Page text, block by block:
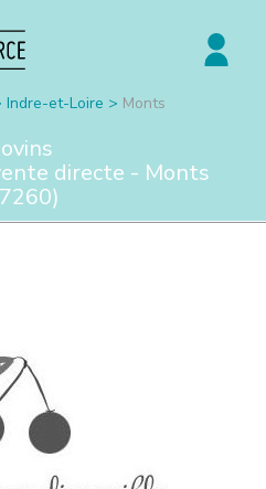
Indre-et-Loire > Monts
directe - Monts
)